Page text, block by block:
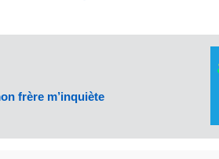
frère m’inquiète